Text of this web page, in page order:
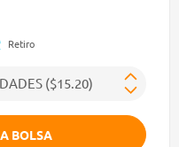
Retiro
BOLSA